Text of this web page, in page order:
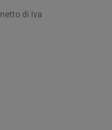
di Iva